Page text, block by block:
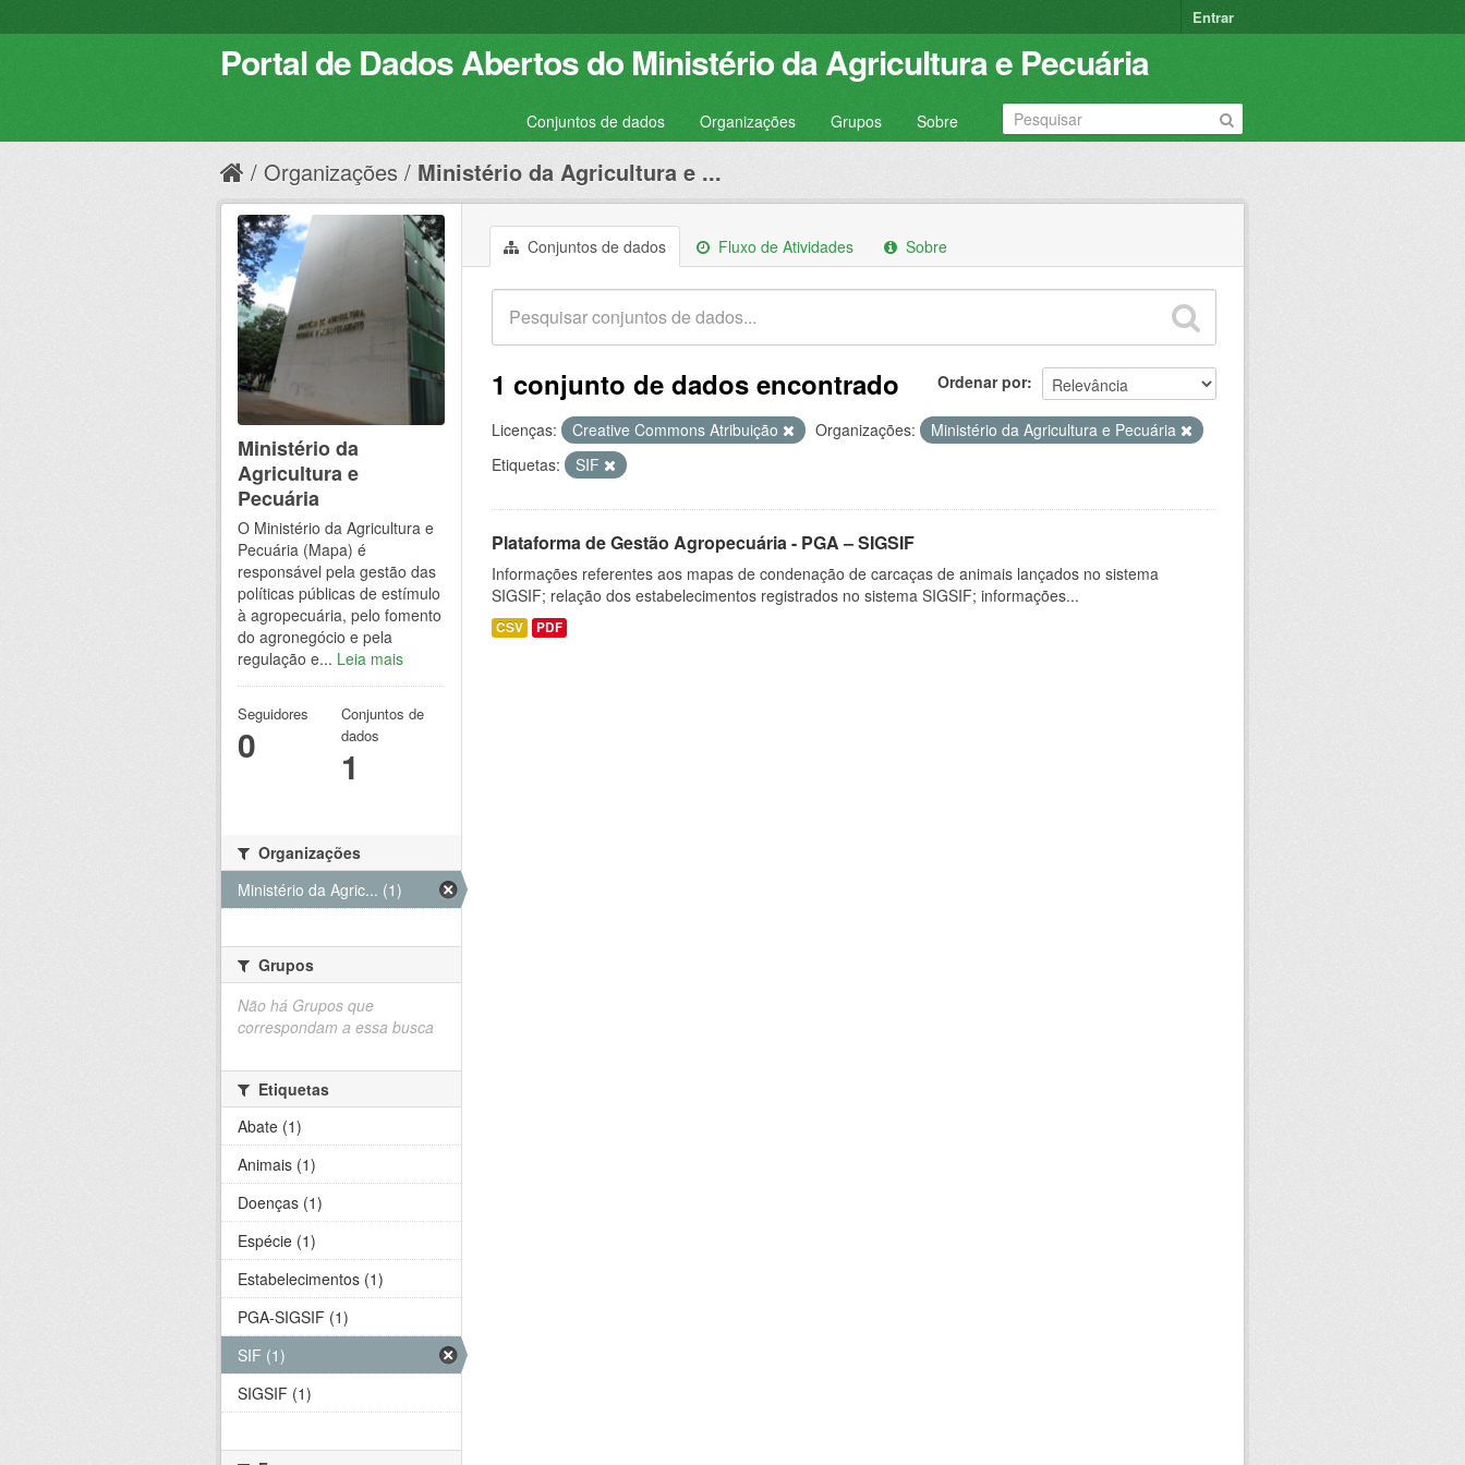
Entrar
Portal de Dados Abertos do Ministério da Agricultura e Pecuária
Conjuntos de dados Organizações Grupos Sobre
Organizações Ministério da Agricultura e ...
Conjuntos de dados Fluxo de Atividades Sobre
Ordenar por
1 conjunto de dados encontrado
Licenças: Creative Commons Atribuição Organizações:
Ministério da Agricultura e Pecuária
Etiquetas:
SIF
Plataforma de Gestão Agropecuária - PGA – SIGSIF
Informações referentes aos mapas de condenação de carcaças de animais lançados no sistema
SIGSIF; relação dos estabelecimentos registrados no sistema SIGSIF; informações...
CSV PDF
Ministério da
Agricultura e
Pecuária
O Ministério da Agricultura e
Pecuária (Mapa) é
responsável pela gestão das
políticas públicas de estímulo
à agropecuária, pelo fomento
do agronegócio e pela
regulação e... Leia mais
Seguidores
0
Conjuntos de
dados
1
Organizações
Ministério da Agric... (1)
Grupos
Não há Grupos que
correspondam a essa busca
Etiquetas
Abate (1)
Animais (1)
Doenças (1)
Espécie (1)
Estabelecimentos (1)
PGA-SIGSIF (1)
SIF (1)
SIGSIF (1)